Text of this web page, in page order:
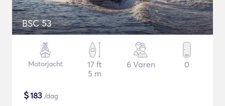
BSC 53
Motorjacht
17 ft
5 m
6 Varen 0
$183 /dag